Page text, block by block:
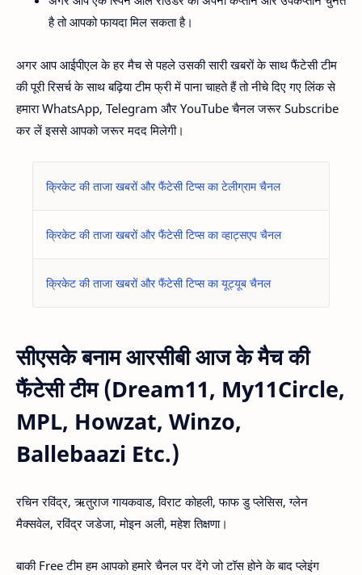
है तो आपको फायदा मिल सकता है।
अगर आप आईपीएल के हर मैच से पहले उसकी सारी खबरों के साथ फैंटेसी टीम
की पूरी रिसर्च के साथ बढ़िया टीम फ्री में पाना चाहते हैं तो नीचे दिए गए लिंक से
हमारा WhatsApp, Telegram और YouTube चैनल जरूर Subscribe
कर लें इससे आपको जरूर मदद मिलेगी।
क्रिकेट की ताजा खबरों और फैंटेसी टिप्स का टेलीग्राम चैनल
क्रिकेट की ताजा खबरों और फैंटेसी टिप्स का व्हाट्सएप चैनल
क्रिकेट की ताजा खबरों और फैंटेसी टिप्स का यूट्यूब चैनल
सीएसके बनाम आरसीबी आज के मैच की
फैंटेसी टीम (Dream11, My11Circle,
MPL, Howzat, Winzo,
Ballebaazi Etc.)
रचिन रविंद्र, ऋतुराज गायकवाड, विराट कोहली, फाफ डु प्लेसिस, ग्लेन
मैक्सवेल, रविंद्र जडेजा, मोइन अली, महेश तिक्षणा।
बाकी Free टीम हम आपको हमारे चैनल पर देंगे जो टॉस होने के बाद प्लेइंग